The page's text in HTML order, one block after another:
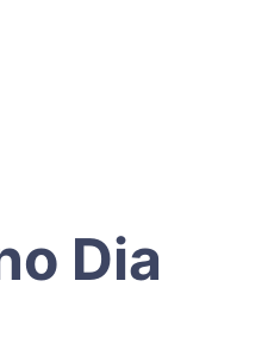
Dia